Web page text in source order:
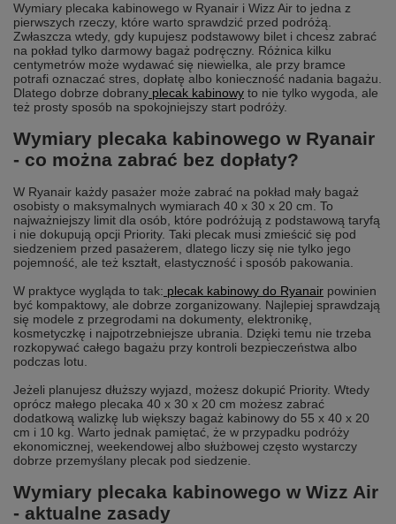
Wymiary plecaka kabinowego w Ryanair i Wizz Air to jedna z
pierwszych rzeczy, które warto sprawdzić przed podróżą.
Zwłaszcza wtedy, gdy kupujesz podstawowy bilet i chcesz zabrać
na pokład tylko darmowy bagaż podręczny. Różnica kilku
centymetrów może wydawać się niewielka, ale przy bramce
potrafi oznaczać stres, dopłatę albo konieczność nadania bagażu.
Dlatego dobrze dobrany plecak kabinowy to nie tylko wygoda, ale
też prosty sposób na spokojniejszy start podróży.
Wymiary plecaka kabinowego w Ryanair
- co można zabrać bez dopłaty?
W Ryanair każdy pasażer może zabrać na pokład mały bagaż
osobisty o maksymalnych wymiarach 40 x 30 x 20 cm. To
najważniejszy limit dla osób, które podróżują z podstawową taryfą
i nie dokupują opcji Priority. Taki plecak musi zmieścić się pod
siedzeniem przed pasażerem, dlatego liczy się nie tylko jego
pojemność, ale też kształt, elastyczność i sposób pakowania.
W praktyce wygląda to tak: plecak kabinowy do Ryanair powinien
być kompaktowy, ale dobrze zorganizowany. Najlepiej sprawdzają
się modele z przegrodami na dokumenty, elektronikę,
kosmetyczkę i najpotrzebniejsze ubrania. Dzięki temu nie trzeba
rozkopywać całego bagażu przy kontroli bezpieczeństwa albo
podczas lotu.
Jeżeli planujesz dłuższy wyjazd, możesz dokupić Priority. Wtedy
oprócz małego plecaka 40 x 30 x 20 cm możesz zabrać
dodatkową walizkę lub większy bagaż kabinowy do 55 x 40 x 20
cm i 10 kg. Warto jednak pamiętać, że w przypadku podróży
ekonomicznej, weekendowej albo służbowej często wystarczy
dobrze przemyślany plecak pod siedzenie.
Wymiary plecaka kabinowego w Wizz Air
- aktualne zasady